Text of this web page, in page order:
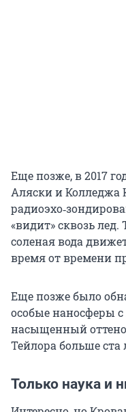
Еще позже, в 2017
Аляски и Колледжа
«видит» сквозь лед.
соленая вода
время от времени
Еще позже было
особые наносферы
насыщенный
Тейлора больше ста
Только наука и